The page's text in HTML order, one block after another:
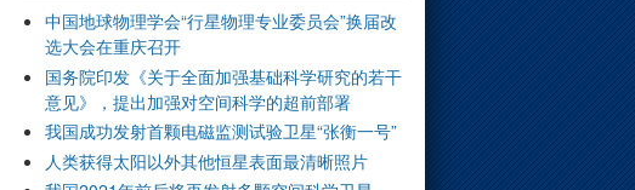
中国地球物理学会“行星物理专业委员会”换届改
选大会在重庆召开
国务院印发《关于全面加强基础科学研究的若干
意见》，提出加强对空间科学的超前部署
我国成功发射首颗电磁监测试验卫星“张衡一号”
人类获得太阳以外其他恒星表面最清晰照片